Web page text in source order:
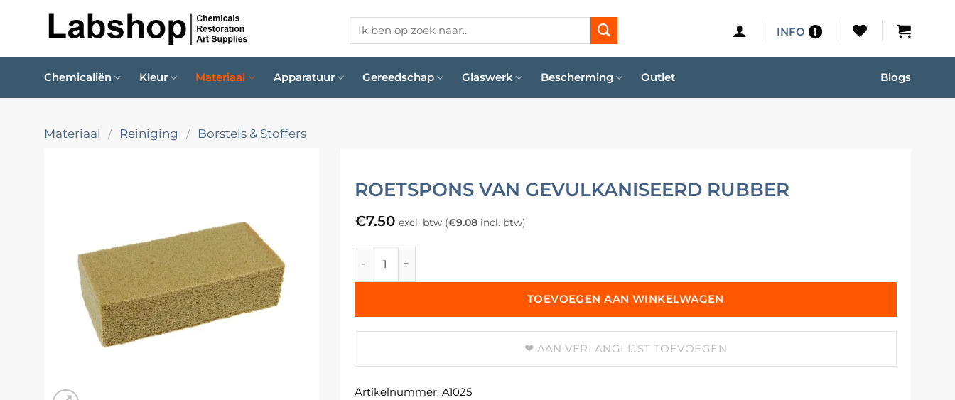
Zoeken
INFO
Chemicaliën Kleur Materiaal Apparatuur Gereedschap Glaswerk Bescherming Outlet Blogs
Materiaal / Reiniging / Borstels & Stoffers
ROETSPONS VAN GEVULKANISEERD RUBBER
€7.50 excl. btw (€9.08incl. btw)
TOEVOEGEN AAN WINKELWAGEN
AAN VERLANGLIJST TOEVOEGEN
Artikelnummer: A1025